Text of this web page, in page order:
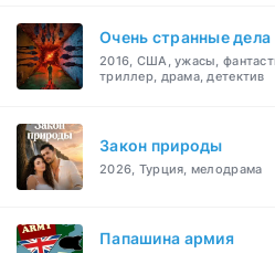
Очень странные дела
2016, США, ужасы,
триллер, драма, детектив
Закон природы
2026, Турция, мелодрама
Папашина армия